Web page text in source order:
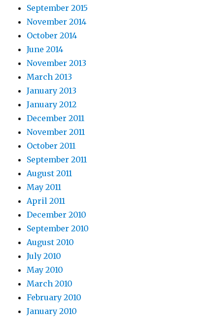
September 2015
November 2014
October 2014
June 2014
November 2013
March 2013
January 2013
January 2012
December 2011
November 2011
October 2011
September 2011
August 2011
May 2011
April 2011
December 2010
September 2010
August 2010
July 2010
May 2010
March 2010
February 2010
January 2010